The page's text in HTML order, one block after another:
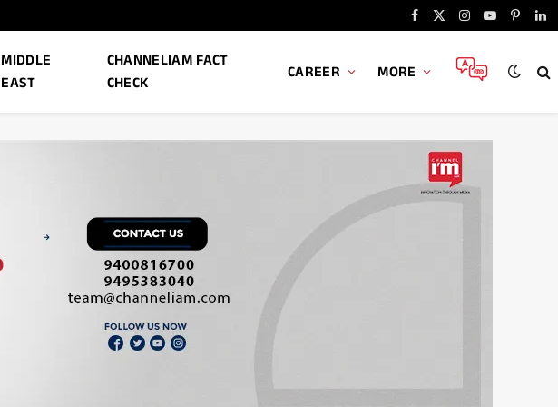
Facebook
X
Instagram
YouTube
MIDDLE
EAST
CHANNELIAM FACT
CHECK
CAREER MORE